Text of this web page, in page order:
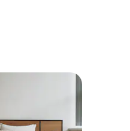
commentaires : 4,94 sur 5